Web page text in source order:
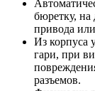
бюретку, на
привода
Из корпуса
гари, при
разъемов.